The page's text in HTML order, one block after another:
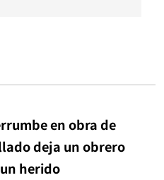
en obra de
deja un obrero
herido